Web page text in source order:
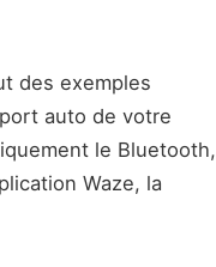
des exemples
auto de votre
le Bluetooth,
Waze, la